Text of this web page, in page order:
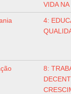
VIDA
4:
8: